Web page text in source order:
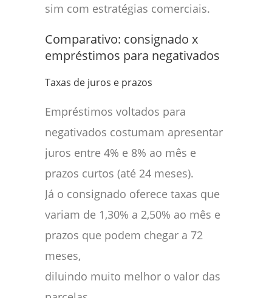
sim com estratégias comerciais.
Comparativo: consignado x
empréstimos para negativados
Taxas de juros e prazos
Empréstimos voltados para
negativados costumam apresentar
juros entre 4% e 8% ao mês e
prazos curtos (até 24 meses).
Já o consignado oferece taxas que
variam de 1,30% a 2,50% ao mês e
prazos que podem chegar a 72
meses,
diluindo muito melhor o valor das